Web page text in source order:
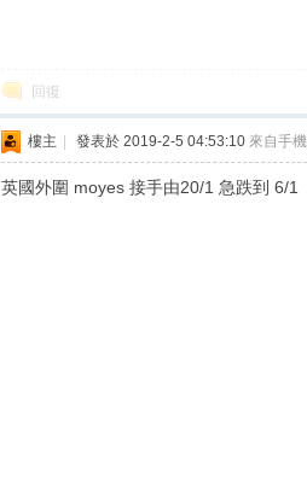
回復
樓主 發表於 2019-2-5 04:53:10 來自手機
英國外圍 moyes 接手由20/1 急跌到 6/1